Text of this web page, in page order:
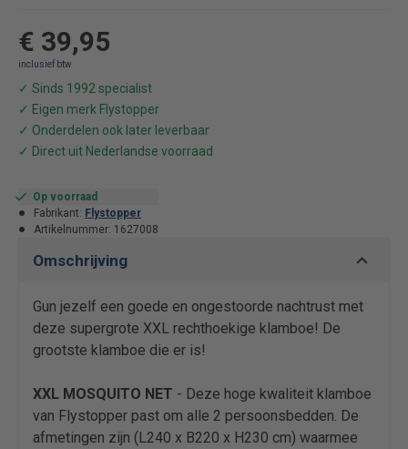
€ 39,95
Op voorraad
Fabrikant: Flystopper
Artikelnummer: 1627008
Omschrijving
Gun jezelf een goede en ongestoorde nachtrust met
deze supergrote XXL rechthoekige klamboe! De
grootste klamboe die er is!
XXL MOSQUITO NET - Deze hoge kwaliteit klamboe
van Flystopper past om alle 2 persoonsbedden. De
afmetingen zijn (L240 x B220 x H230 cm) waarmee